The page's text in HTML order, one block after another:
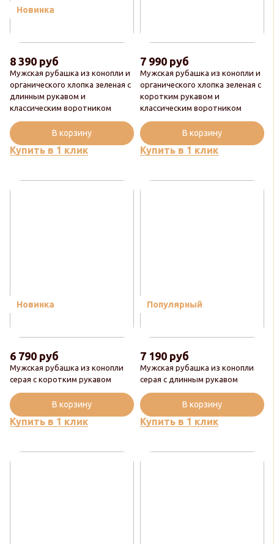
Новинка
Мужская рубашка из конопли и
органического хлопка зеленая с
длинным рукавом и
классическим воротником
8 390 руб
Купить в 1 клик
В корзину
Мужская рубашка из конопли и
органического хлопка зеленая с
коротким рукавом и
классическим воротником
7 990 руб
Купить в 1 клик
В корзину
Новинка
Мужская рубашка из конопли
серая с коротким рукавом
6 790 руб
Купить в 1 клик
В корзину
Популярный
Мужская рубашка из конопли
серая с длинным рукавом
7 190 руб
Купить в 1 клик
В корзину